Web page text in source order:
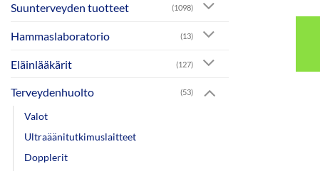
Suunterveyden tuotteet (1098)
Hammaslaboratorio (13)
Eläinlääkärit (127)
Terveydenhuolto (53)
Valot
Ultraäänitutkimuslaitteet
Dopplerit